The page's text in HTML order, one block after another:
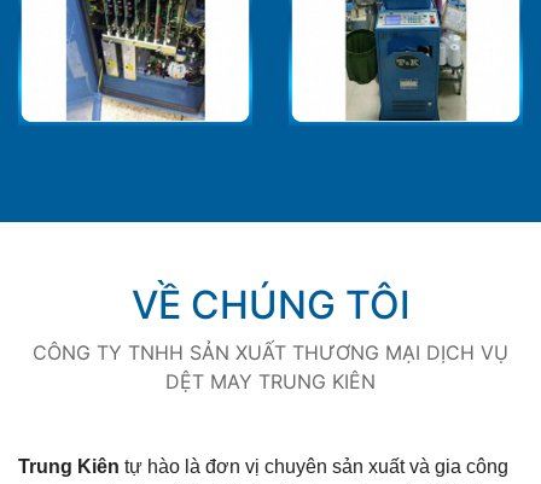
VỀ CHÚNG TÔI
CÔNG TY TNHH SẢN XUẤT THƯƠNG MẠI DỊCH VỤ
DỆT MAY TRUNG KIÊN
Trung Kiên tự hào là đơn vị chuyên sản xuất và gia công